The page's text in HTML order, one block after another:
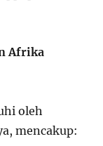
Afrika
oleh
mencakup: